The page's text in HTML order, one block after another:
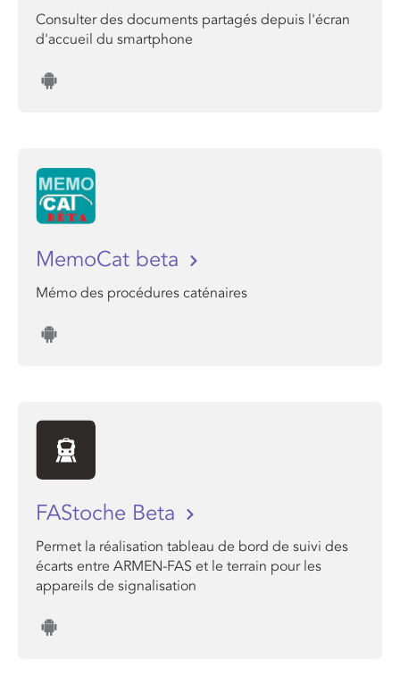
Consulter des documents partagés depuis l'écran
d'accueil du smartphone
MemoCat beta
Mémo des procédures caténaires
FAStoche Beta
Permet la réalisation tableau de bord de suivi des
écarts entre ARMEN-FAS et le terrain pour les
appareils de signalisation